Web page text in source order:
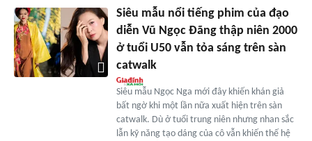
Siêu mẫu nổi tiếng phim của đạo
diễn Vũ Ngọc Đãng thập niên 2000
ở tuổi U50 vẫn tỏa sáng trên sàn
catwalk
Siêu mẫu Ngọc Nga mới đây khiến khán giả
bất ngờ khi một lần nữa xuất hiện trên sàn
catwalk. Dù ở tuổi trung niên nhưng nhan sắc
lẫn kỹ năng tạo dáng của cô vẫn khiến thế hệ